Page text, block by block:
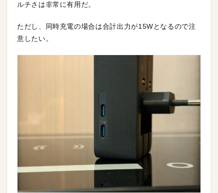
ルチさは非常に有用だ。
ただし、同時充電の場合は合計出力が15Wとなるので注
意したい。